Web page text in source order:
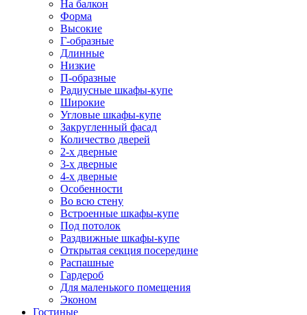
На балкон
Форма
Высокие
Г-образные
Длинные
Низкие
П-образные
Радиусные шкафы-купе
Широкие
Угловые шкафы-купе
Закругленный фасад
Количество дверей
2-х дверные
3-х дверные
4-х дверные
Особенности
Во всю стену
Встроенные шкафы-купе
Под потолок
Раздвижные шкафы-купе
Открытая секция посередине
Распашные
Гардероб
Для маленького помещения
Эконом
Гостиные